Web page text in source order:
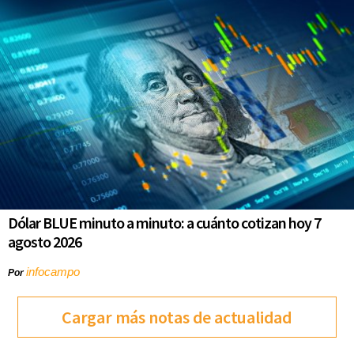
Dólar BLUE minuto a minuto: a cuánto cotizan hoy 7
agosto 2026
Porinfocampo
Cargar más notas de actualidad